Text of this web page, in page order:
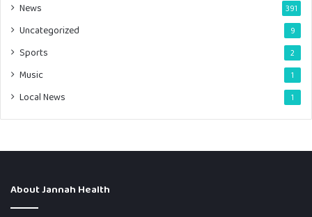
News 391
Uncategorized 9
Sports 2
Music 1
Local News 1
About Jannah Health